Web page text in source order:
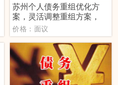
苏州个人债务重组优化方
案，灵活调整重组方案，
价格：面议